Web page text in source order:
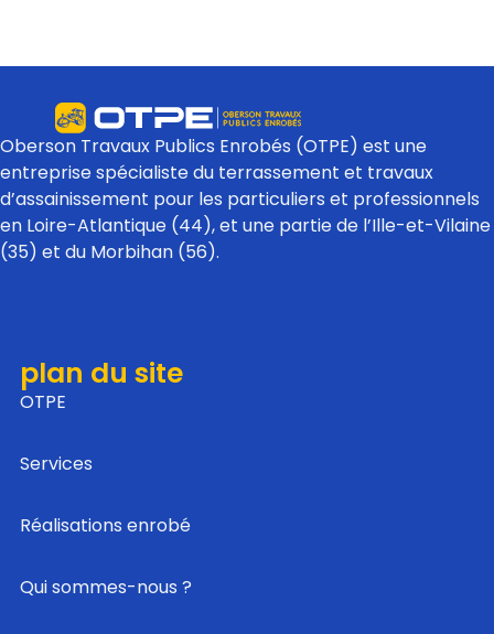
Oberson Travaux Publics Enrobés (OTPE) est une
entreprise spécialiste du terrassement et travaux
d’assainissement pour les particuliers et professionnels
en Loire-Atlantique (44), et une partie de l’Ille-et-Vilaine
(35) et du Morbihan (56).
plan du site
OTPE
Services
Réalisations enrobé
Qui sommes-nous ?